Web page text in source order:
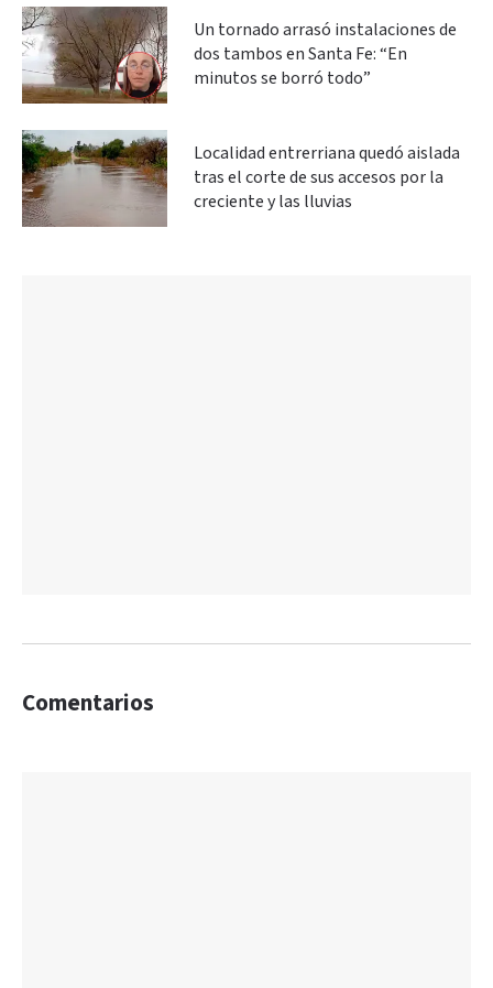
Un tornado arrasó instalaciones de
dos tambos en Santa Fe: “En
minutos se borró todo”
Localidad entrerriana quedó aislada
tras el corte de sus accesos por la
creciente y las lluvias
Comentarios